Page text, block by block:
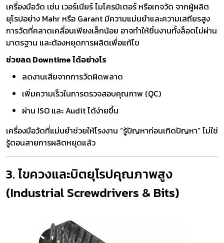
เครื่องมือวัด เช่น เวอร์เนียร์ ไมโครมิเตอร์ หรือเกจวัด จากผู้ผลิต
ยุโรปอย่าง Mahr หรือ Garant มีความแม่นยำและความเสถียรสูง
การวัดที่คลาดเคลื่อนเพียงเล็กน้อย อาจทำให้ชิ้นงานทั้งล็อตไม่ผ่าน
มาตรฐาน และต้องหยุดการผลิตเพื่อแก้ไข
ช่วยลด Downtime ได้อย่างไร
ลดงานเสียจากการวัดผิดพลาด
เพิ่มความเร็วในการตรวจสอบคุณภาพ (QC)
ผ่าน ISO และ Audit ได้ง่ายขึ้น
เครื่องมือวัดที่แม่นยำช่วยให้โรงงาน “รู้ปัญหาก่อนเกิดปัญหา” ไม่ใช่
รู้ตอนสายการผลิตหยุดแล้ว
3. ไขควงและบิตยุโรปคุณภาพสูง
(Industrial Screwdrivers & Bits)